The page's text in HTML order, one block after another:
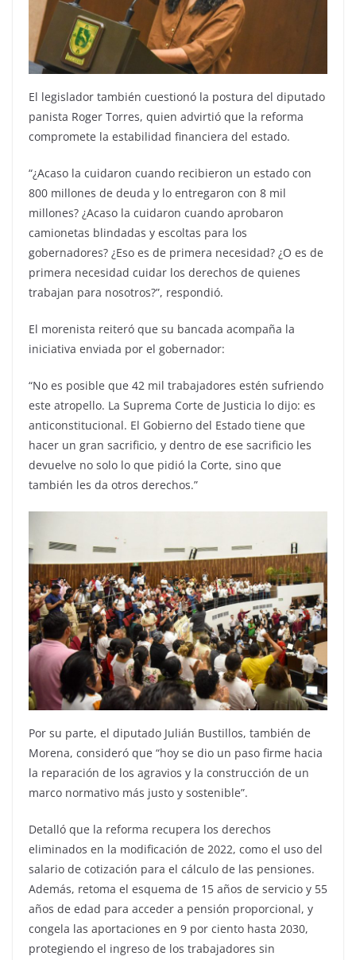
El legislador también cuestionó la postura del diputado
panista Roger Torres, quien advirtió que la reforma
compromete la estabilidad financiera del estado.
“¿Acaso la cuidaron cuando recibieron un estado con
800 millones de deuda y lo entregaron con 8 mil
millones? ¿Acaso la cuidaron cuando aprobaron
camionetas blindadas y escoltas para los
gobernadores? ¿Eso es de primera necesidad? ¿O es de
primera necesidad cuidar los derechos de quienes
trabajan para nosotros?”, respondió.
El morenista reiteró que su bancada acompaña la
iniciativa enviada por el gobernador:
“No es posible que 42 mil trabajadores estén sufriendo
este atropello. La Suprema Corte de Justicia lo dijo: es
anticonstitucional. El Gobierno del Estado tiene que
hacer un gran sacrificio, y dentro de ese sacrificio les
devuelve no solo lo que pidió la Corte, sino que
también les da otros derechos.”
Por su parte, el diputado Julián Bustillos, también de
Morena, consideró que “hoy se dio un paso firme hacia
la reparación de los agravios y la construcción de un
marco normativo más justo y sostenible”.
Detalló que la reforma recupera los derechos
eliminados en la modificación de 2022, como el uso del
salario de cotización para el cálculo de las pensiones.
Además, retoma el esquema de 15 años de servicio y 55
años de edad para acceder a pensión proporcional, y
congela las aportaciones en 9 por ciento hasta 2030,
protegiendo el ingreso de los trabajadores sin